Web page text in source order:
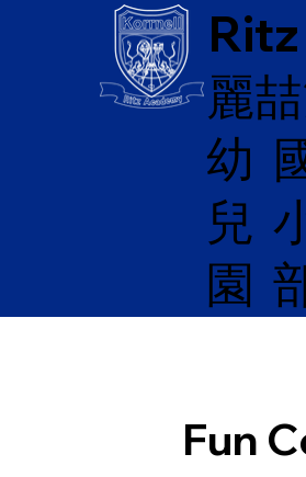
麗
幼
兒
園
Fun